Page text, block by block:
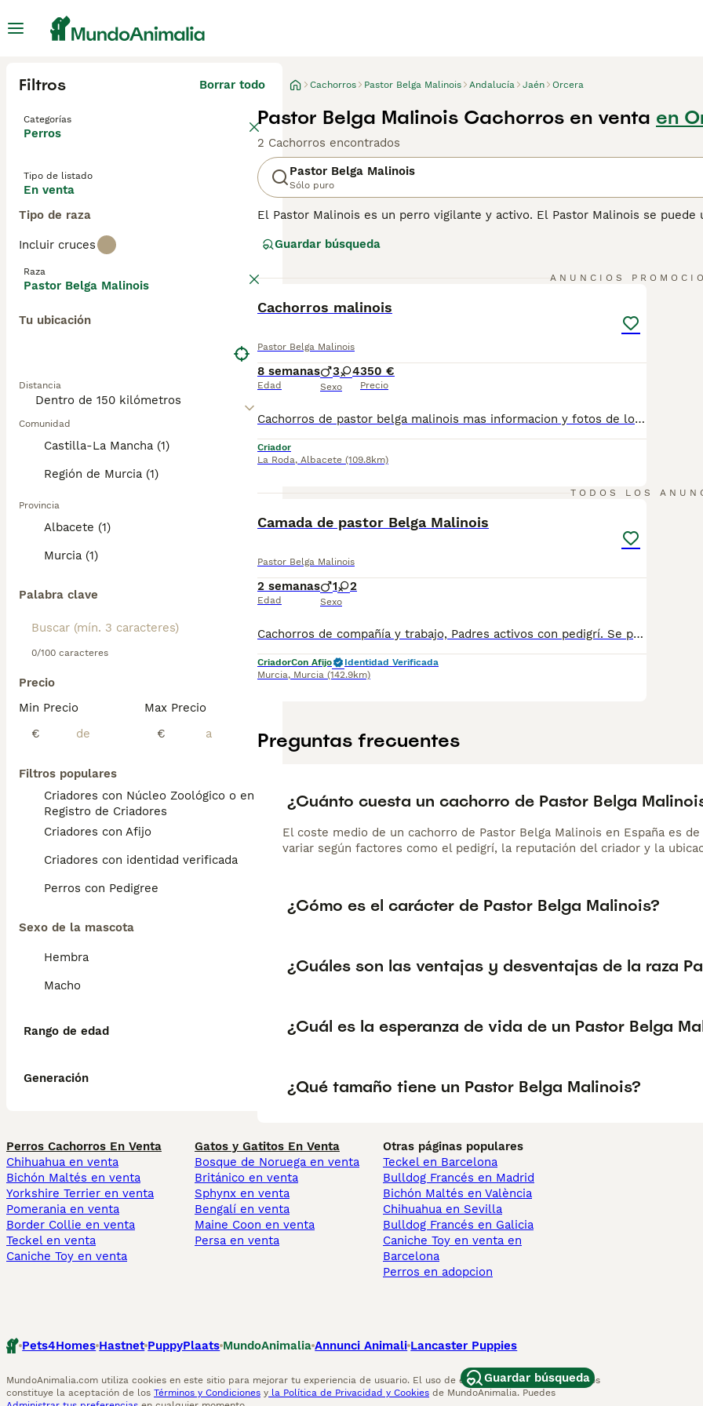
Filtros Borrar todo
Categorías
Perros
Tipo de listado
En venta
Tipo de raza
Incluir cruces
Raza
Pastor Belga Malinois
Tu ubicación
Distancia
Comunidad
Castilla-La Mancha (1)
Región de Murcia (1)
Provincia
Albacete (1)
Murcia (1)
Palabra clave
0/100 caracteres
Precio
Min Precio
€
Max Precio
€
Filtros populares
Criadores con Núcleo Zoológico o en el
Registro de Criadores
Criadores con Afijo
Criadores con identidad verificada
Perros con Pedigree
Sexo de la mascota
Hembra
Macho
Rango de edad
Generación
Cachorros Pastor Belga Malinois Andalucía Jaén Orcera
Pastor Belga Malinois Cachorros en venta en
2 Cachorros encontrados
Pastor Belga Malinois
Sólo puro
El Pastor Malinois es un perro vigilante y activo. El Pastor Malinois se
página de consejos sobre el Pastor Malinois
Guardar búsqueda
ANUNCIOS
Cachorros malinois
Pastor Belga Malinois
8 semanas
Edad
3 4
Sexo
350 €
Precio
Cachorros de pastor belga malinois mas informacion y fotos de los padres por whatssap 676703448 ..
Criador
La Roda, Albacete (109.8km)
TODOS LOS
Camada de pastor Belga Malinois
Pastor Belga Malinois
2 semanas
Edad
1 2
Sexo
Cachorros de compañía y trabajo, Padres activos con pedigrí. Se puede visitar sin compromiso, con previa cita
CriadorCon Afijo
Identidad Verificada
Murcia, Murcia (142.9km)
Preguntas frecuentes
¿Cuánto cuesta un cachorro de Pastor Belga
El coste medio de un cachorro de Pastor Belga Malinois en España es
variar según factores como el pedigrí, la reputación del criador y la
¿Cómo es el carácter de Pastor Belga Malinois?
¿Cuáles son las ventajas y desventajas de la raza
¿Cuál es la esperanza de vida de un Pastor Belga
¿Qué tamaño tiene un Pastor Belga Malinois?
Guardar búsqueda
Perros Cachorros En Venta
Chihuahua en venta
Bichón Maltés en venta
Yorkshire Terrier en venta
Pomerania en venta
Border Collie en venta
Teckel en venta
Caniche Toy en venta
Gatos y Gatitos En Venta
Bosque de Noruega en venta
Británico en venta
Sphynx en venta
Bengalí en venta
Maine Coon en venta
Persa en venta
Otras páginas populares
Teckel en Barcelona
Bulldog Francés en Madrid
Bichón Maltés en València
Chihuahua en Sevilla
Bulldog Francés en Galicia
Caniche Toy en venta en
Barcelona
Perros en adopcion
Pets4Homes Hastnet PuppyPlaats MundoAnimalia Annunci Animali Lancaster Puppies
MundoAnimalia.com utiliza cookies en este sitio para mejorar tu experiencia de usuario. El uso de este sitio web y otros servicios
constituye la aceptación de los Términos y Condiciones y la Política de Privacidad y Cookies de MundoAnimalia. Puedes